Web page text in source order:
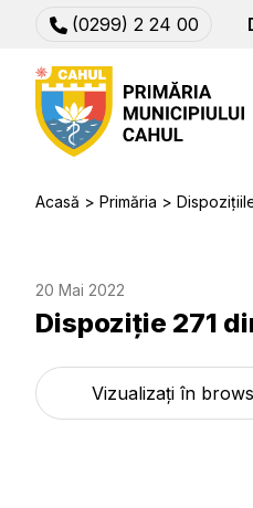
(0299) 2 24 00
Acasă Primăria
20 Mai 2022
Dispoziție 271
Vizualizați în